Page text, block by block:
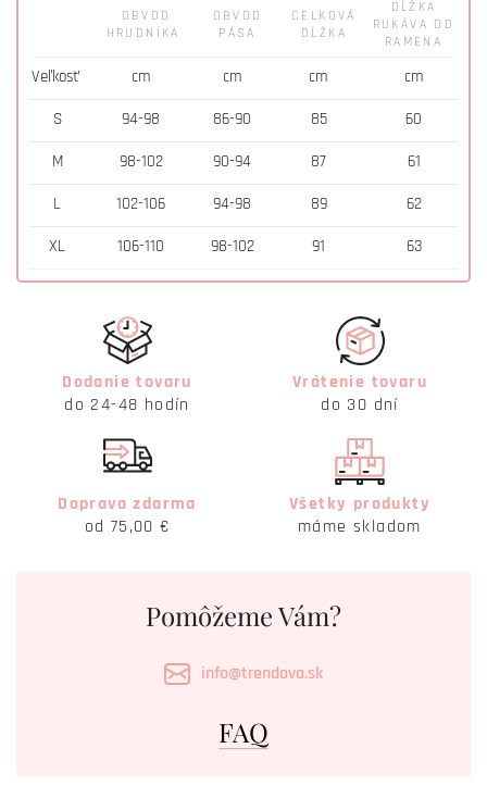
OBVOD
HRUDNÍKA
OBVOD
PÁSA
CELKOVÁ
DĹŽKA
DĹŽKA
RUKÁVA OD
RAMENA
Veľkosť cm cm cm cm
S 94-98 86-90 85 60
M 98-102 90-94 87 61
L 102-106 94-98 89 62
XL 106-110 98-102 91 63
Dodanie tovaru
do 24-48 hodín
Vrátenie tovaru
do 30 dní
Doprava zdarma
od 75,00 €
Všetky produkty
máme skladom
Pomôžeme Vám?
info@trendova.sk
FAQ